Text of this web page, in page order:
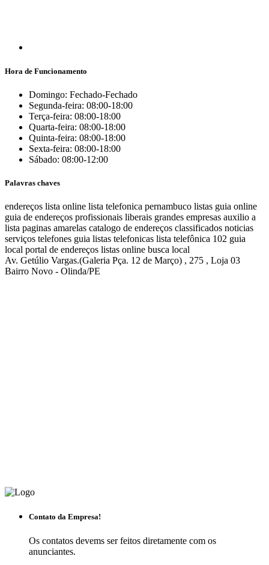
Hora de Funcionamento
Domingo: Fechado-Fechado
Segunda-feira: 08:00-18:00
Terça-feira: 08:00-18:00
Quarta-feira: 08:00-18:00
Quinta-feira: 08:00-18:00
Sexta-feira: 08:00-18:00
Sábado: 08:00-12:00
Palavras chaves
endereços lista online lista telefonica pernambuco listas guia online
guia de endereços profissionais liberais grandes empresas auxilio a
lista paginas amarelas catalogo de endereços classificados noticias
serviços telefones guia listas telefonicas lista telefônica 102 guia
local portal de endereços listas online busca local
Av. Getúlio Vargas.(Galeria Pça. 12 de Março) , 275 , Loja 03
Bairro Novo - Olinda/PE
Contato da Empresa!
Os contatos devems ser feitos diretamente com os
anunciantes.